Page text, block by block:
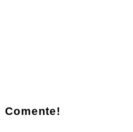
Comente!